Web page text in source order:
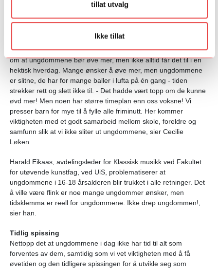
tillat utvalg
Ikke tillat
I panel-samtalen, hvor Reidun Gran, Morten Øvrebekk, Anne
fikk de spørsmålet om de mener ungdommene i dag øver nok.
Her ble det fire «ja» og ett «nei». Likevel var det bred enighet
om at ungdommene bør øve mer, men ikke alltid får det til i en
hektisk hverdag. Mange ønsker å øve mer, men ungdommene
er slitne, de har for mange baller i lufta på én gang - tiden
strekker rett og slett ikke til. - Det hadde vært topp om de kunne
øvd mer! Men noen har større timeplan enn oss voksne! Vi
presser barn for mye til å fylle alle friminutt. Her kommer
viktigheten med et godt samarbeid mellom skole, foreldre og
samfunn slik at vi ikke sliter ut ungdommene, sier Cecilie
Løken.
Harald Eikaas, avdelingsleder for Klassisk musikk ved Fakultet
for utøvende kunstfag, ved UiS, problematiserer at
ungdommene i 16-18 årsalderen blir trukket i alle retninger. Det
å ville være flink er noe mange ungdommer ønsker, men
tidsklemma er reell for ungdommene. Ikke drep ungdommen!,
sier han.
Tidlig spissing
Nettopp det at ungdommene i dag ikke har tid til alt som
forventes av dem, samtidig som vi vet viktigheten med å få
øvetiden og den tidligere spissingen for å utvikle seg som